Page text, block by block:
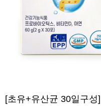
[초유+유산균 30일구